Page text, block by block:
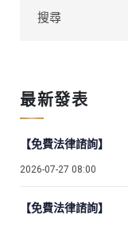
最新發表
【免費法律諮詢】
2026-07-27 08:00
【免費法律諮詢】